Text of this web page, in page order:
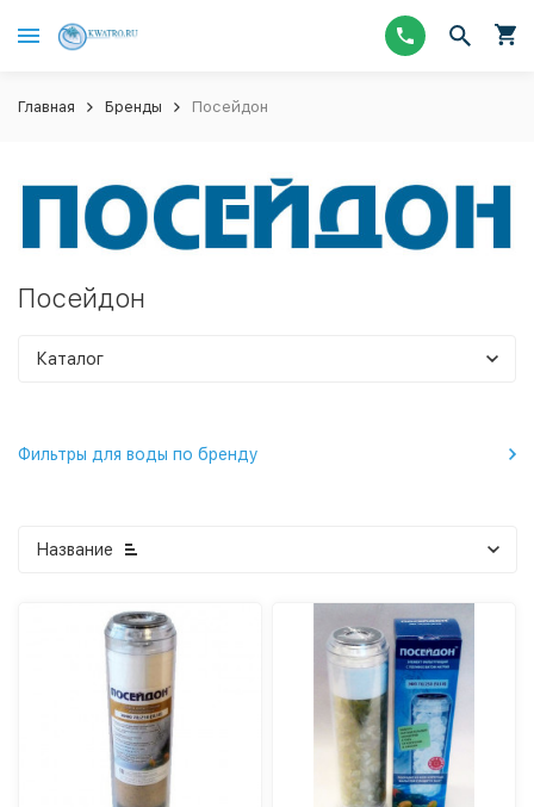
Главная Бренды Посейдон
Посейдон
Каталог
Фильтры для воды по бренду
Название